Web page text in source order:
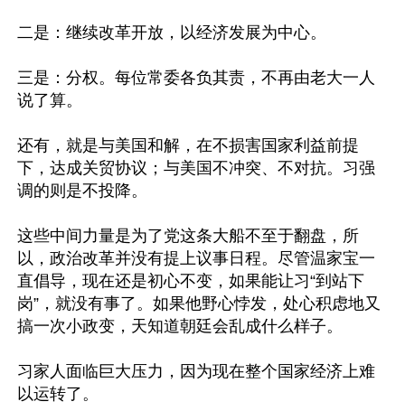
二是：继续改革开放，以经济发展为中心。
三是：分权。每位常委各负其责，不再由老大一人
说了算。
还有，就是与美国和解，在不损害国家利益前提
下，达成关贸协议；与美国不冲突、不对抗。习强
调的则是不投降。
这些中间力量是为了党这条大船不至于翻盘，所
以，政治改革并没有提上议事日程。尽管温家宝一
直倡导，现在还是初心不变，如果能让习“到站下
岗”，就没有事了。如果他野心悖发，处心积虑地又
搞一次小政变，天知道朝廷会乱成什么样子。
习家人面临巨大压力，因为现在整个国家经济上难
以运转了。